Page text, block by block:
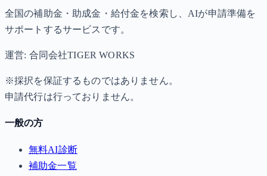
全国の補助金・助成金・給付金を検索し、AIが申請準備を
サポートするサービスです。
運営: 合同会社TIGER WORKS
※採択を保証するものではありません。
申請代行は行っておりません。
一般の方
無料AI診断
補助金一覧